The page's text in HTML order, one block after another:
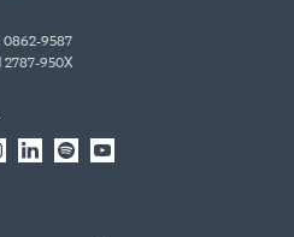
9587
2787-950X